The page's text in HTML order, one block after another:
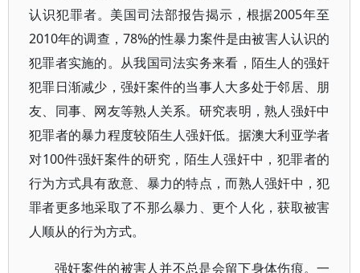
认识犯罪者。美国司法部报告揭示，根据2005年至
2010年的调查，78%的性暴力案件是由被害人认识的
犯罪者实施的。从我国司法实务来看，陌生人的强奸
犯罪日渐减少，强奸案件的当事人大多处于邻居、朋
友、同事、网友等熟人关系。研究表明，熟人强奸中
犯罪者的暴力程度较陌生人强奸低。据澳大利亚学者
对100件强奸案件的研究，陌生人强奸中，犯罪者的
行为方式具有敌意、暴力的特点，而熟人强奸中，犯
罪者更多地采取了不那么暴力、更个人化，获取被害
人顺从的行为方式。
强奸案件的被害人并不总是会留下身体伤痕。一